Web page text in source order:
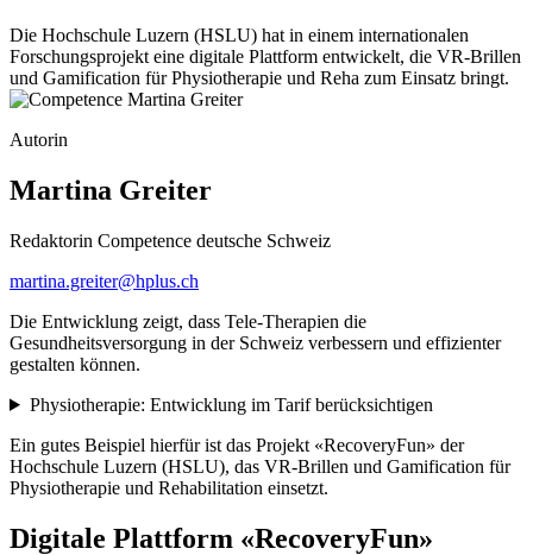
Die Hochschule Luzern (HSLU) hat in einem internationalen
Forschungsprojekt eine digitale Plattform entwickelt, die VR-Brillen
und Gamification für Physiotherapie und Reha zum Einsatz bringt.
Autorin
Martina Greiter
Redaktorin Competence deutsche Schweiz
martina.greiter@hplus.ch
Die Entwicklung zeigt, dass Tele-Therapien die
Gesundheitsversorgung in der Schweiz verbessern und effizienter
gestalten können.
Physiotherapie: Entwicklung im Tarif berücksichtigen
Ein gutes Beispiel hierfür ist das Projekt «RecoveryFun» der
Hochschule Luzern (HSLU), das VR-Brillen und Gamification für
Physiotherapie und Rehabilitation einsetzt.
Digitale Plattform «RecoveryFun»